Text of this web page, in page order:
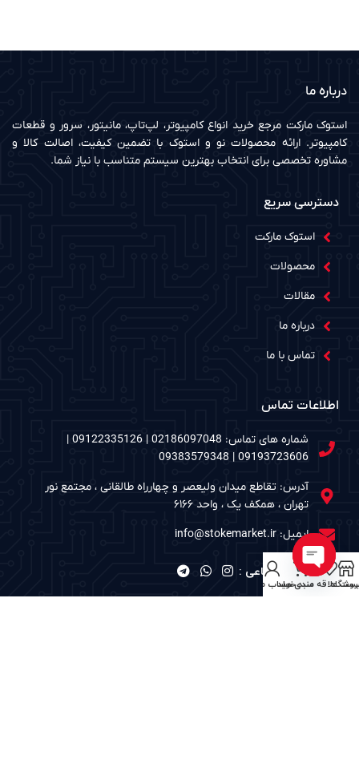
درباره ما
استوک مارکت مرجع خرید انواع کامپیوتر، لپ‌تاپ، مانیتور، سرور و قطعات
کامپیوتر. ارائه محصولات نو و استوک با تضمین کیفیت، اصالت کالا و
مشاوره تخصصی برای انتخاب بهترین سیستم متناسب با نیاز شما.
دسترسی سریع
استوک مارکت
محصولات
مقالات
درباره ما
تماس با ما
اطلاعات تماس
شماره های تماس: 02186097048 | 09122335126 |
09193723606 | 09383579348
آدرس: تقاطع میدان ولیعصر و چهارراه طالقانی ، مجتمع نور
تهران ، همکف یک ، واحد ۶۱۶۶
ایمیل: info@stokemarket.ir
شبکه های اجتماعی :
علاقه مندی ها
سبد خریدحساب منOpen